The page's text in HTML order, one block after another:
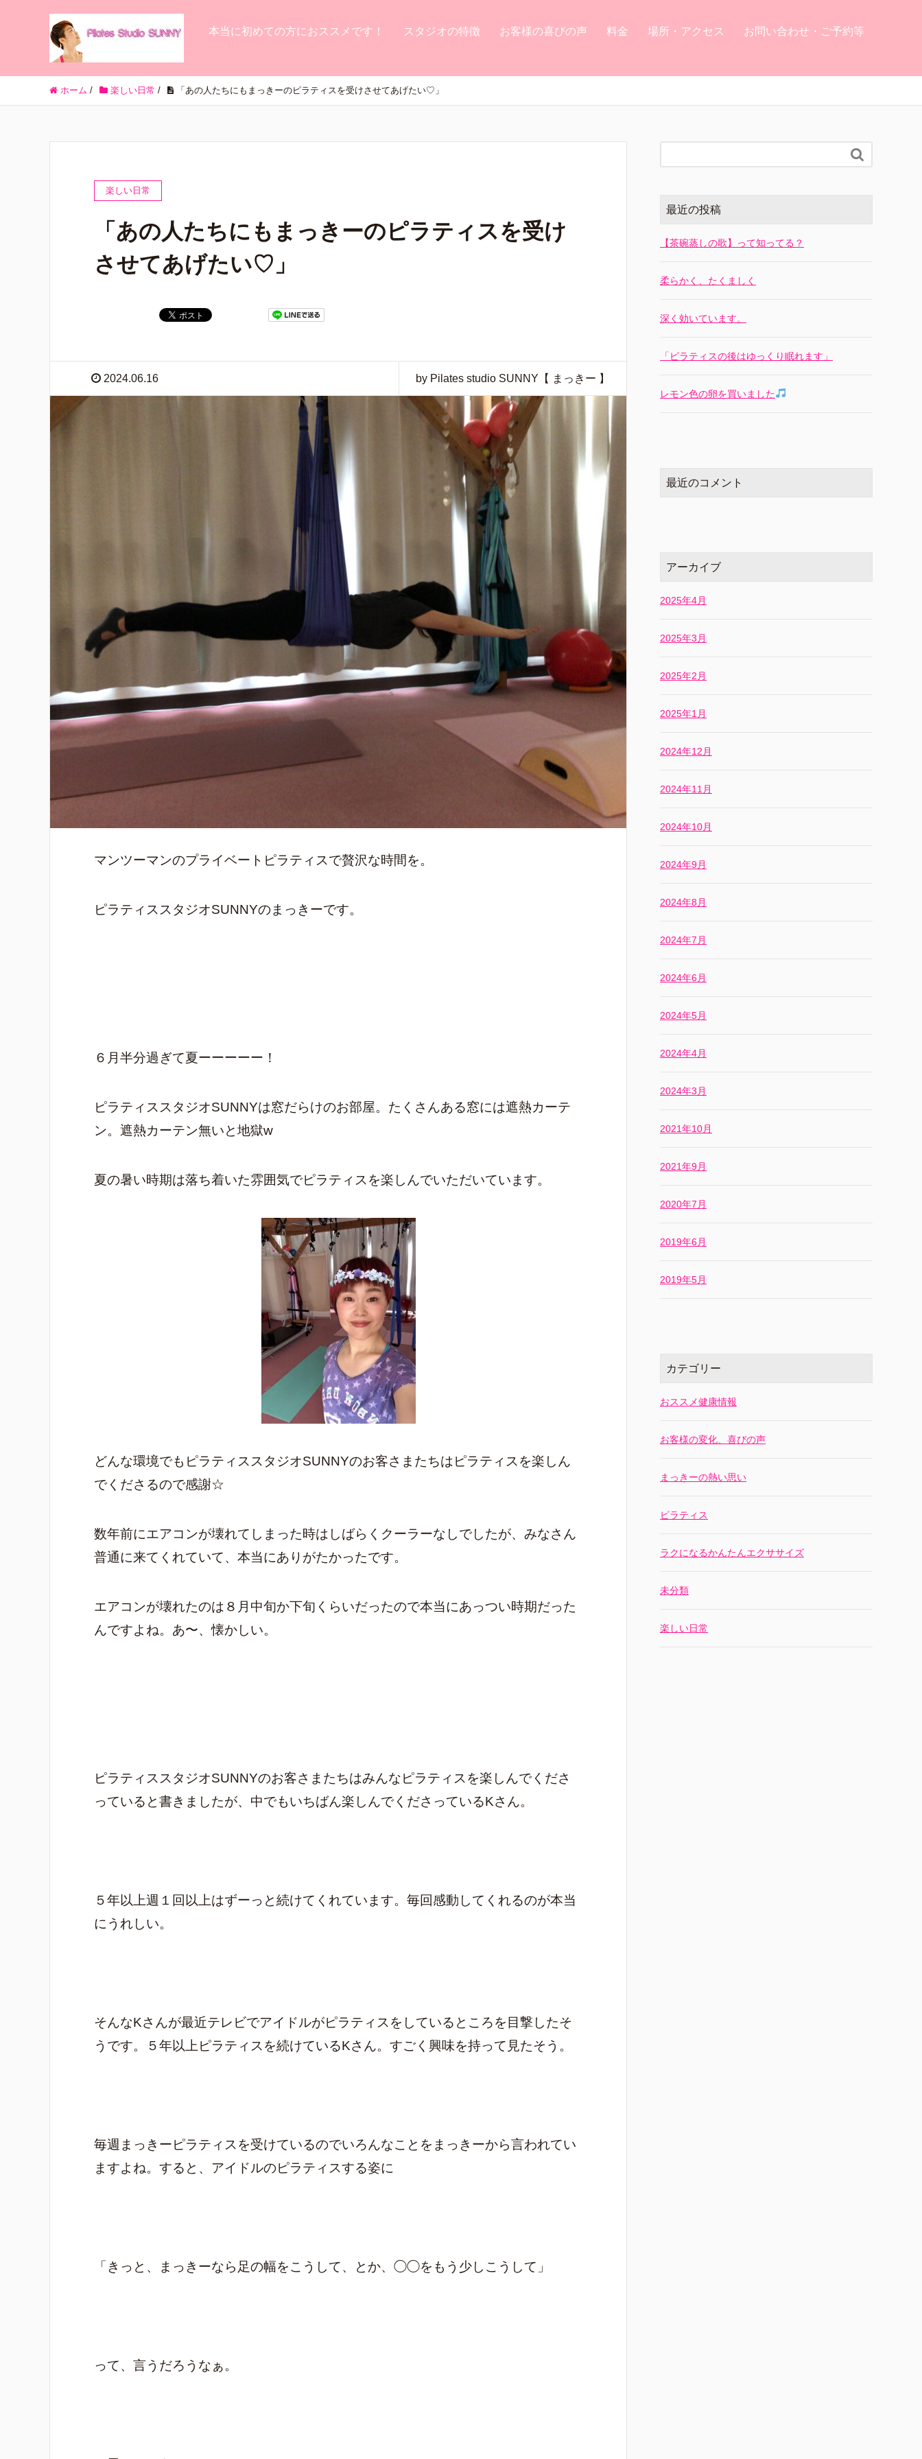
本当に初めての方におススメです！ スタジオの特徴 お客様の喜びの声 料金 場所・アクセス お問い合わせ・ご予約等
ホーム / 楽しい日常 / 「あの人たちにもまっきーのピラティスを受けさせてあげたい♡」
楽しい日常
「あの人たちにもまっきーのピラティスを受け
させてあげたい♡」
2024.06.16 by Pilates studio SUNNY【 まっきー 】
マンツーマンのプライベートピラティスで贅沢な時間を。
ピラティススタジオSUNNYのまっきーです。
６月半分過ぎて夏ーーーーー！
ピラティススタジオSUNNYは窓だらけのお部屋。たくさんある窓には遮熱カーテ
ン。遮熱カーテン無いと地獄w
夏の暑い時期は落ち着いた雰囲気でピラティスを楽しんでいただいています。
どんな環境でもピラティススタジオSUNNYのお客さまたちはピラティスを楽しん
でくださるので感謝☆
数年前にエアコンが壊れてしまった時はしばらくクーラーなしでしたが、みなさん
普通に来てくれていて、本当にありがたかったです。
エアコンが壊れたのは８月中旬か下旬くらいだったので本当にあっつい時期だった
んですよね。あ〜、懐かしい。
ピラティススタジオSUNNYのお客さまたちはみんなピラティスを楽しんでくださ
っていると書きましたが、中でもいちばん楽しんでくださっているKさん。
５年以上週１回以上はずーっと続けてくれています。毎回感動してくれるのが本当
にうれしい。
そんなKさんが最近テレビでアイドルがピラティスをしているところを目撃したそ
うです。５年以上ピラティスを続けているKさん。すごく興味を持って見たそう。
毎週まっきーピラティスを受けているのでいろんなことをまっきーから言われてい
ますよね。すると、アイドルのピラティスする姿に
「きっと、まっきーなら足の幅をこうして、とか、◯◯をもう少しこうして」
って、言うだろうなぁ。

最近の投稿
【茶碗蒸しの歌】って知ってる？
柔らかく、たくましく
深く効いています。
「ピラティスの後はゆっくり眠れます」
レモン色の卵を買いました
最近のコメント
アーカイブ
2025年4月
2025年3月
2025年2月
2025年1月
2024年12月
2024年11月
2024年10月
2024年9月
2024年8月
2024年7月
2024年6月
2024年5月
2024年4月
2024年3月
2021年10月
2021年9月
2020年7月
2019年6月
2019年5月
カテゴリー
おススメ健康情報
お客様の変化、喜びの声
まっきーの熱い思い
ピラティス
ラクになるかんたんエクササイズ
未分類
楽しい日常